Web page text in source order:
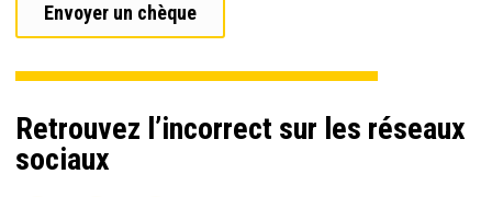
Envoyer un chèque
Retrouvez l’incorrect sur les réseaux
sociaux